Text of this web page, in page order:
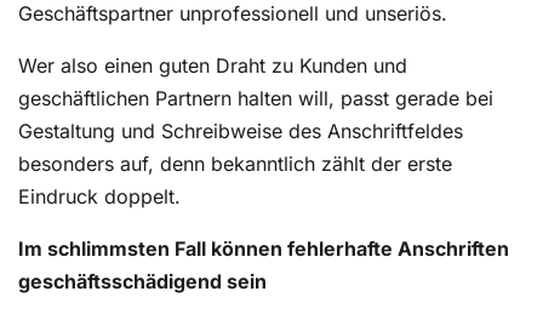
Geschäftspartner unprofessionell und unseriös.
Wer also einen guten Draht zu Kunden und
geschäftlichen Partnern halten will, passt gerade bei
Gestaltung und Schreibweise des Anschriftfeldes
besonders auf, denn bekanntlich zählt der erste
Eindruck doppelt.
Im schlimmsten Fall können fehlerhafte Anschriften
geschäftsschädigend sein